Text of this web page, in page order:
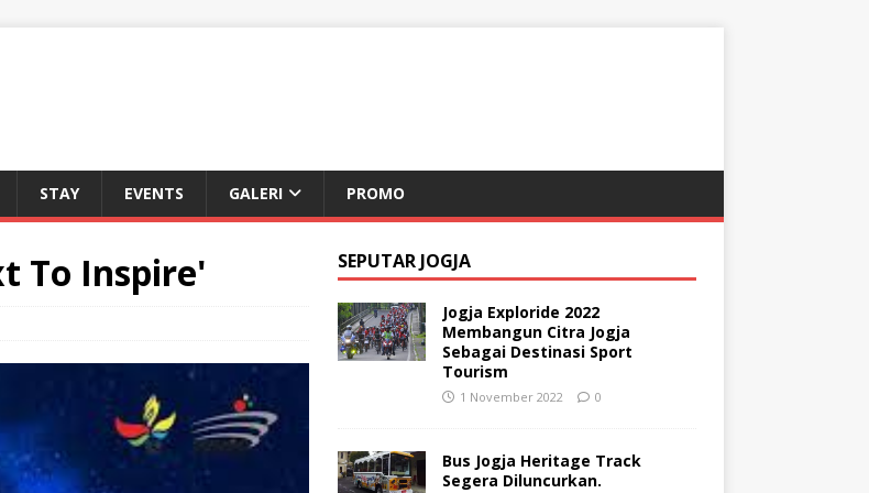
STAY EVENTS GALERI PROMO
To Inspire' SEPUTAR JOGJA
Jogja Exploride 2022
Membangun Citra Jogja
Sebagai Destinasi Sport
Tourism
1 November 2022 0
Bus Jogja Heritage Track
Segera Diluncurkan.